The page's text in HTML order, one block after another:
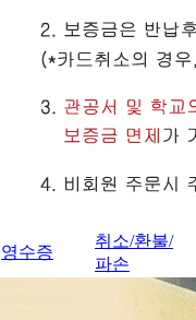
영수증
취소/환불/
파손